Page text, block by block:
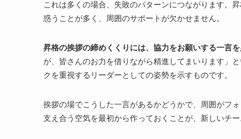
これは多くの場合、失敗のパターンにつながります。
惑うことが多く、周囲のサポートが欠かせません。
昇格の挨拶の締めくくりには、協力をお願いする一言を
が、皆さんのお力を借りながら精進してまいります」
クを重視するリーダーとしての姿勢を示すものです。
挨拶の場でこうした一言があるかどうかで、周囲がフ
支え合う空気を最初から作っておくことが、新しいチ